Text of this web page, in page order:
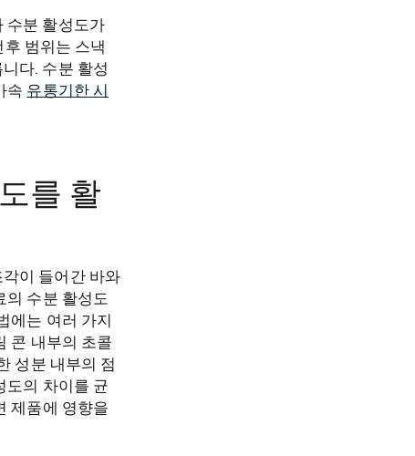
수분 활성도가
범위는 스낵
다. 수분 활성
속 유통기한 시
를 활
이 들어간 바와
의 수분 활성도
에는 여러 가지
콘 내부의 초콜
성분 내부의 점
도의 차이를 균
제품에 영향을